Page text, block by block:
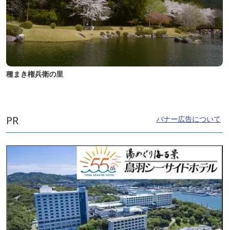
種まき権兵衛の里
PR バナー広告について